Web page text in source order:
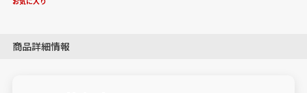
商品詳細情報